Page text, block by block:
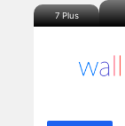
7 Plus